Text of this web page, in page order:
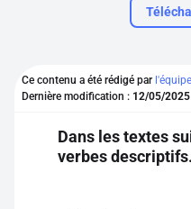
Se connecter
Ce contenu a été rédigé par
Dernière modification : 12/05/2025
Dans les textes
verbes descriptifs.